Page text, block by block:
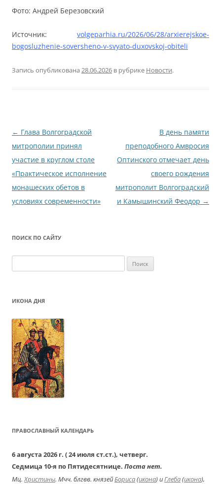
Фото: Андрей Березовский
Источник: volgeparhia.ru/2026/06/28/arxierejskoe-
bogosluzhenie-soversheno-v-svyato-duxovskoj-obiteli
Запись опубликована 28.06.2026 в рубрике Новости.
Навигация
по
записям
← Глава Волгоградской
митрополии принял
участие в круглом столе
«Практическое исполнение
монашеских обетов в
условиях современности»
В день памяти
преподобного Амвросия
Оптинского отмечает день
своего рождения
митрополит Волгоградский
и Камышинский Феодор →
ПОИСК ПО САЙТУ
ИКОНА ДНЯ
ПРАВОСЛАВНЫЙ КАЛЕНДАРЬ
6 августа 2026 г. ( 24 июля ст.ст.), четверг.
Седмица 10-я по Пятидесятнице. Поста нет.
Мц.Христины. Мчч. блгвв. князейБориса(икона) иГлеба(икона),